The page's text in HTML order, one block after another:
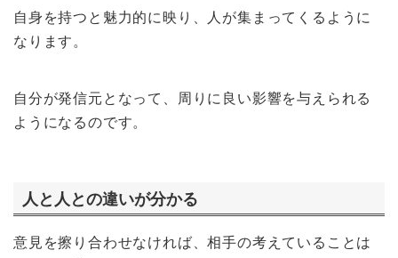
自身を持つと魅力的に映り、人が集まってくるように
なります。
自分が発信元となって、周りに良い影響を与えられる
ようになるのです。
人と人との違いが分かる
意見を擦り合わせなければ、相手の考えていることは